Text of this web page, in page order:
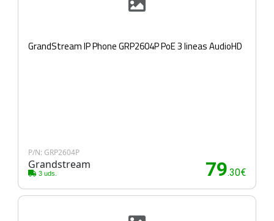
GrandStream IP Phone GRP2604P PoE 3 lineas AudioHD
P/N: GRP2604P
Grandstream
3 uds. 79.30€